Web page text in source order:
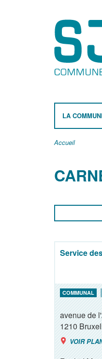
LA
Accueil
Service
COMMUNAL
avenue de
1210
VOIR